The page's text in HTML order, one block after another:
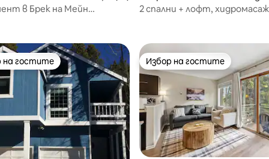
в Брек на Мейн
2 спални + лофт,
избор на гостите
на гостите Избор на гостите
Избор на гостите